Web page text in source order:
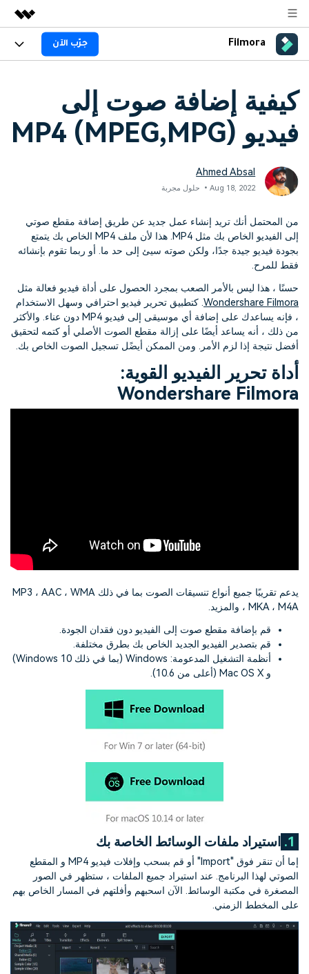
المنتجات المميزة
منتجات إدارة البيانات
نظرة عامة
الحلول
من نحن
غرفة الأخبار
المتجر
الدعم
Filmora جرّب الآن
المنصات
الميزات
AI
Filmora AI الجيل القادم من التحرير بالذكاء الاصطناعي اكتشف الآن >>
معلومات الذكاء الاصطناعي
الحلول
Filmora لـ
المصادر
سلسلة دورات: Master
Class
تطوير مهاراتك في تحرير
الفيديوهات المتقدمة خطوة
بخطوة
برنامج الانجازات من
Filmora
للحصول على مكافآت مثيرة
رؤى التحرير
تعلم المعرفة الأساسية في تحرير
الفيديو
إنشاء تأثيرات خاصة بنفسك
تابع Filmora على:
مركز الدعم
البدء
حول
استكشاف
التعاون
جرّب FILMORA اشتر الآنتسجيل الدخول
search
كيفية إضافة صوت إلى
فيديو MP4 (MPEG,MPG)
Ahmed Absal
Aug 18, 2022• حلول مجربة
من المحتمل أنك تريد إنشاء عمل جديد عن طريق إضافة مقطع صوتي
إلى الفيديو الخاص بك مثل MP4. هذا لأن ملف MP4 الخاص بك يتمتع
بجودة فيديو جيدة جدًا، ولكن صوته سيئ إلى حد ما. أو ربما تقوم بإنشائه
فقط للمرح.
حسنًا ، هذا ليس بالأمر الصعب بمجرد الحصول على أداة فيديو فعالة مثل
Wondershare Filmora. كتطبيق تحرير فيديو احترافي وسهل الاستخدام
، فإنه يساعدك على إضافة أي موسيقى إلى فيديو MP4 دون عناء. والأكثر
من ذلك ، أنه يساعد أيضًا على إزالة مقطع الصوت الأصلي أو كتمه لتحقيق
أفضل نتيجة إذا لزم الأمر. ومن الممكن أيضًل تسجيل الصوت الخاص بك.
أداة تحرير الفيديو القوية:
Wondershare Filmora
يدعم تقريبًا جميع أنواع تنسيقات الصوت بما في ذلك MP3 ، AAC ، WMA
، MKA ، M4A والمزيد.
قم بإضافة مقطع صوت إلى الفيديو دون فقدان الجودة.
قم بتصدير الفيديو الجديد الخاص بك بطرق مختلفة.
أنظمة التشغيل المدعومة: Windows (بما في ذلك Windows 10)
و Mac OS X (أعلى من 10.6).
1. استيراد ملفات الوسائط الخاصة بك
إما أن تنقر فوق "Import" أو قم بسحب وإفلات فيديو MP4 و المقطع
الصوتي لهذا البرنامج. عند استيراد جميع الملفات ، ستظهر في الصور
المصغرة في مكتبة الوسائط. الآن اسحبهم وأفلتهم في المسار الخاص بهم
على المخطط الزمني.